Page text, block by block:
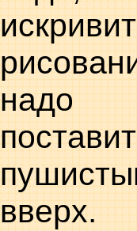
надо
вверх.